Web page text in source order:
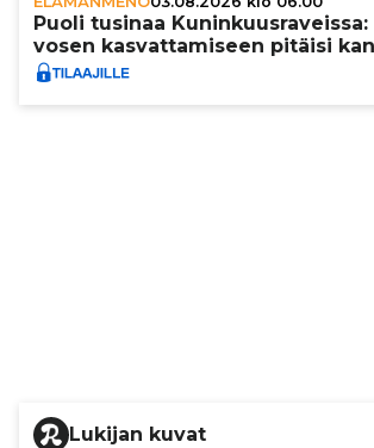
Puoli tusinaa
vo­sen kas­vat­ta­mi­seen pitäisi
Lukijan kuvat